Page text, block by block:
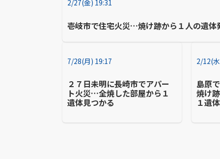
2/27(金) 19:31
壱岐市で住宅火災…焼け跡から１人の遺体
7/28(月) 19:17
２７日未明に長崎市でアパー
ト火災…全焼した部屋から１
遺体見つかる
2/12(
島原
焼け
１遺